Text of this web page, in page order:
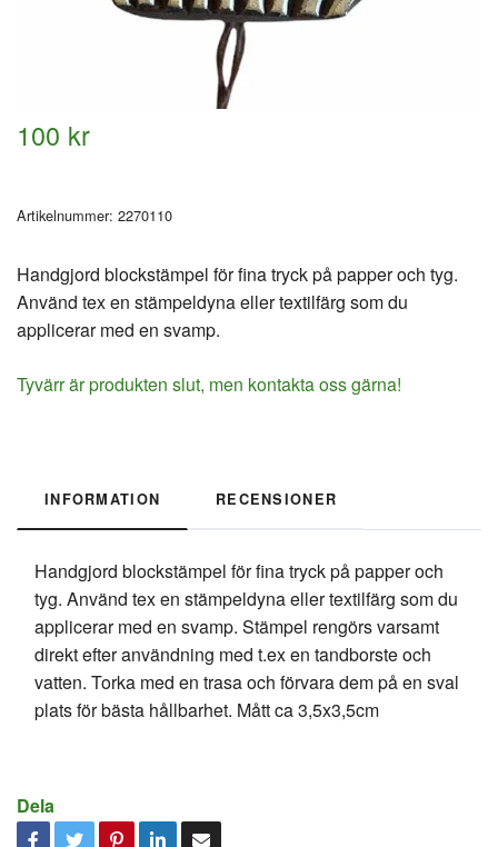
100 kr
Artikelnummer: 2270110
Handgjord blockstämpel för fina tryck på papper och tyg.
Använd tex en stämpeldyna eller textilfärg som du
applicerar med en svamp.
Tyvärr är produkten slut, men kontakta oss gärna!
INFORMATION RECENSIONER
Handgjord blockstämpel för fina tryck på papper och
tyg. Använd tex en stämpeldyna eller textilfärg som du
applicerar med en svamp. Stämpel rengörs varsamt
direkt efter användning med t.ex en tandborste och
vatten. Torka med en trasa och förvara dem på en sval
plats för bästa hållbarhet. Mått ca 3,5x3,5cm
Dela